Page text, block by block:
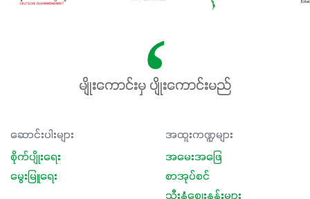
မျိုးကောင်းမှ ပျိုးကောင်းမည်
ဆောင်းပါးများ
စိုက်ပျိုးရေး
မွေးမြူရေး
အထူးကဏ္ဍများ
အမေးအဖြေ
စာအုပ်စင်